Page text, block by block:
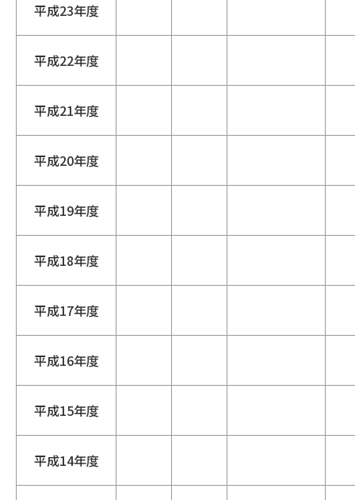
平成23年度
平成22年度
平成21年度
平成20年度
平成19年度
平成18年度
平成17年度
平成16年度
平成15年度
平成14年度